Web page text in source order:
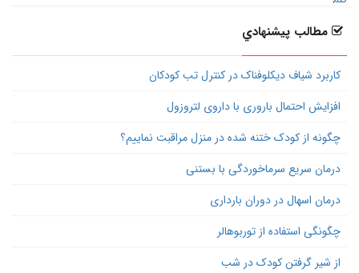
مطالب پيشنهادي
کاربرد شیاف دیکلوفناک در کنترل تب کودکان
افزایش احتمال باروری با داروی لتروزول
چگونه از کودک ختنه شده در منزل مراقبت نماییم؟
درمان سریع سرماخوردگی با بستنی
درمان اسهال در دوران بارداری
چگونگی استفاده از توربوهالر
از شیر گرفتن کودک در شب